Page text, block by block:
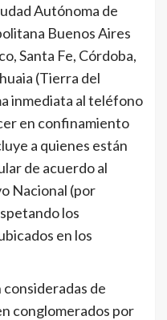
Autónoma de
Buenos Aires
Santa Fe, Córdoba,
(Tierra del
inmediata al teléfono
en confinamiento
a quienes están
de acuerdo al
Nacional (por
los
en los
consideradas de
conglomerados por